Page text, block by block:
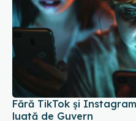
Fără TikTok și
luată de Guvern